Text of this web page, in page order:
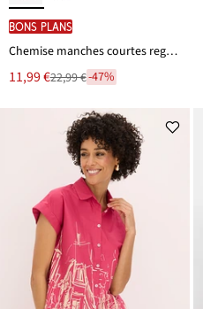
BONS PLANS
Chemise manches courtes regular en seersucker
Le
nouveau
11,99 €
Remise22,99 €-47%